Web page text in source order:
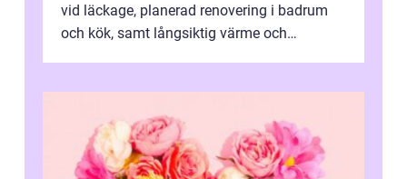
vid läckage, planerad renovering i badrum
och kök, samt långsiktig värme och